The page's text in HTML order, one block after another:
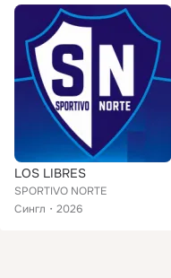
LOS LIBRES
SPORTIVO NORTE
Сингл
2026